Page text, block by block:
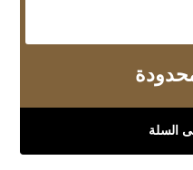
السلة